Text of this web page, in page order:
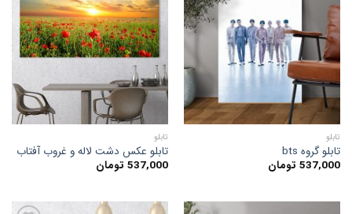
افزودن
به
علاقه
مندی
تابلو
تابلو گروه bts
537,000 تومان
افزودن
به
علاقه
مندی
ها
تابلو
تابلو عکس دشت لاله و غروب آفتاب
537,000 تومان